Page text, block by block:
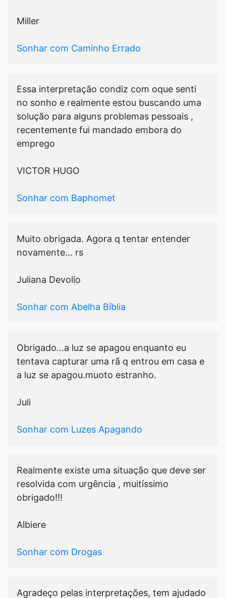
Miller
Sonhar com Caminho Errado
Essa interpretação condiz com oque senti
no sonho e realmente estou buscando uma
solução para alguns problemas pessoais ,
recentemente fui mandado embora do
emprego
VICTOR HUGO
Sonhar com Baphomet
Muito obrigada. Agora q tentar entender
novamente... rs
Juliana Devolio
Sonhar com Abelha Bíblia
Obrigado...a luz se apagou enquanto eu
tentava capturar uma rã q entrou em casa e
a luz se apagou.muoto estranho.
Juli
Sonhar com Luzes Apagando
Realmente existe uma situação que deve ser
resolvida com urgência , muitíssimo
obrigado!!!
Albiere
Sonhar com Drogas
Agradeço pelas interpretações, tem ajudado